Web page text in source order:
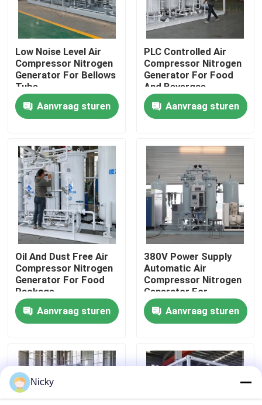
Thuis
Producten
Fabriekstocht
Kwaliteitscontrole
Neem contact met ons op
Nieuws
Vraag een offerte
PSA stikstofgasgeneratoren
De Generator van de hoge Zuiverheidsstikstof
Low Noise Level Air
Compressor Nitrogen
Generator For Bellows
Tube
Aanvraag sturen
PLC Controlled Air
Compressor Nitrogen
Generator For Food
And Bevergae
Aanvraag sturen
Oil And Dust Free Air
Compressor Nitrogen
Generator For Food
Package
Aanvraag sturen
380V Power Supply
Automatic Air
Compressor Nitrogen
Generator For
Beverage Filling
Aanvraag sturen
Nicky